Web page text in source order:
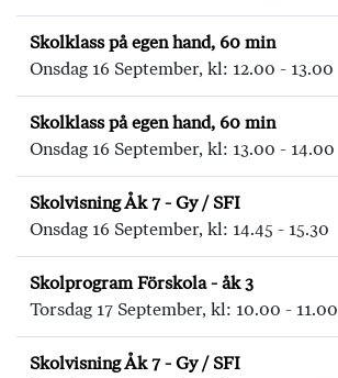
Skolklass på egen hand, 60 min
Onsdag 16 September, kl: 12.00 - 13.00
Skolklass på egen hand, 60 min
Onsdag 16 September, kl: 13.00 - 14.00
Skolvisning Åk 7 - Gy / SFI
Onsdag 16 September, kl: 14.45 - 15.30
Skolprogram Förskola - åk 3
Torsdag 17 September, kl: 10.00 - 11.00
Skolvisning Åk 7 - Gy / SFI